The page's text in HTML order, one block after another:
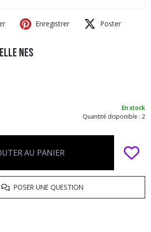
Enregistrer Poster
NES
En stock
Quantité disponible : 2
AU PANIER
POSER UNE QUESTION